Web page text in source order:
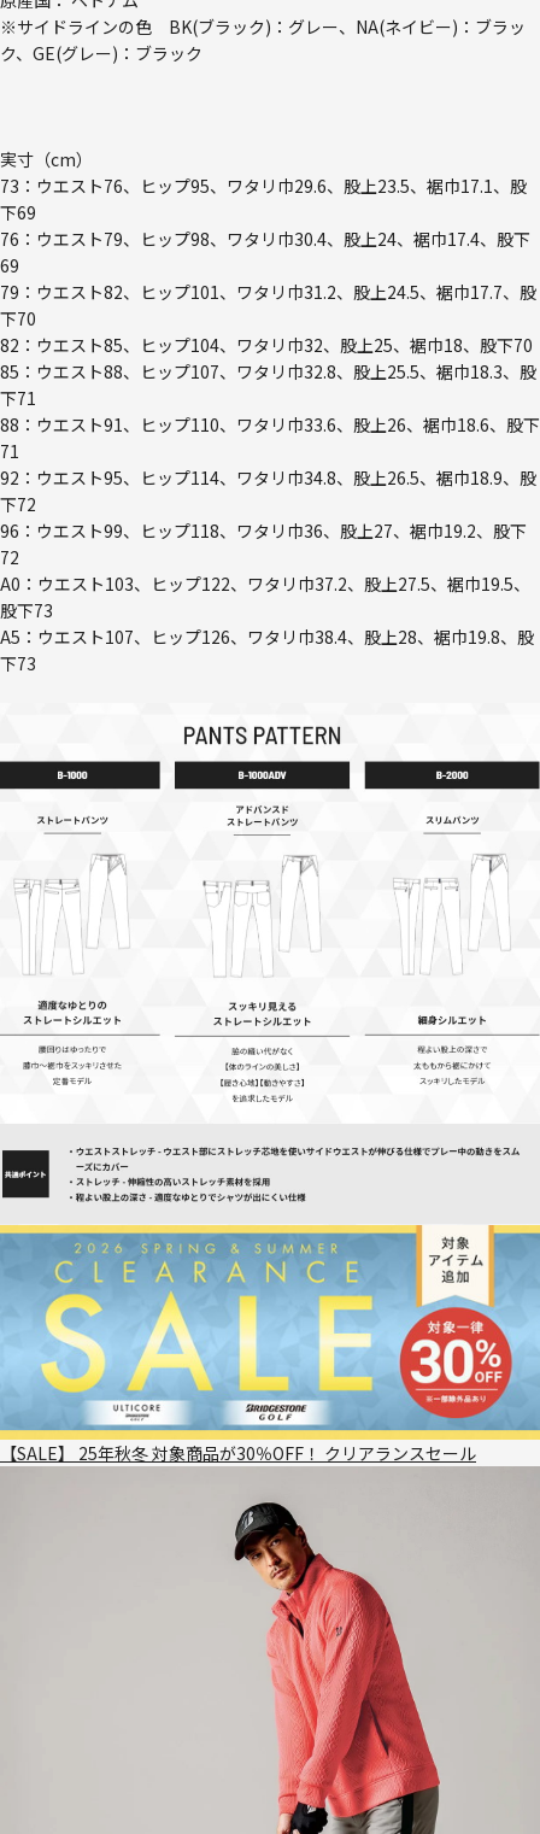
※サイドラインの色 BK(ブラック)：グレー、NA(ネイビー)：ブラッ
ク、GE(グレー)：ブラック
実寸（cm）
73：ウエスト76、ヒップ95、ワタリ巾29.6、股上23.5、裾巾17.1、股
下69
76：ウエスト79、ヒップ98、ワタリ巾30.4、股上24、裾巾17.4、股下
69
79：ウエスト82、ヒップ101、ワタリ巾31.2、股上24.5、裾巾17.7、股
下70
82：ウエスト85、ヒップ104、ワタリ巾32、股上25、裾巾18、股下70
85：ウエスト88、ヒップ107、ワタリ巾32.8、股上25.5、裾巾18.3、股
下71
88：ウエスト91、ヒップ110、ワタリ巾33.6、股上26、裾巾18.6、股下
71
92：ウエスト95、ヒップ114、ワタリ巾34.8、股上26.5、裾巾18.9、股
下72
96：ウエスト99、ヒップ118、ワタリ巾36、股上27、裾巾19.2、股下
72
A0：ウエスト103、ヒップ122、ワタリ巾37.2、股上27.5、裾巾19.5、
股下73
A5：ウエスト107、ヒップ126、ワタリ巾38.4、股上28、裾巾19.8、股
下73
【SALE】 25年秋冬 対象商品が30％OFF！ クリアランスセール